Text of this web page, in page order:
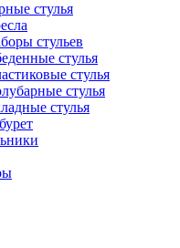
стулья
стульев
стулья
стулья
стулья
стулья